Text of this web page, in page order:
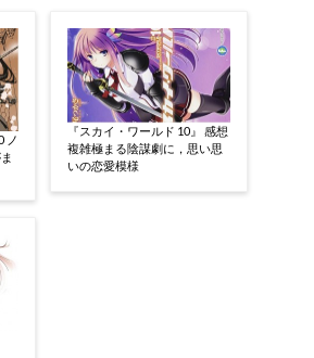
ノ
『スカイ・ワールド 10』 感想
複雑極まる陰謀劇に，思い思
いの恋愛模様